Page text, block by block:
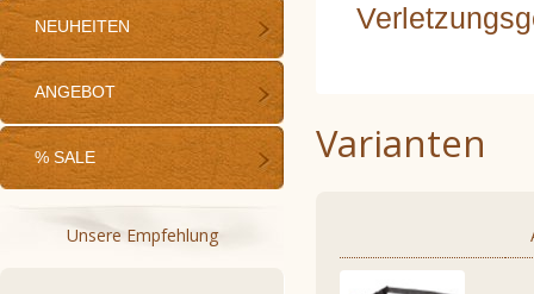
NEUHEITEN
ANGEBOT
% SALE
Unsere Empfehlung
Varianten